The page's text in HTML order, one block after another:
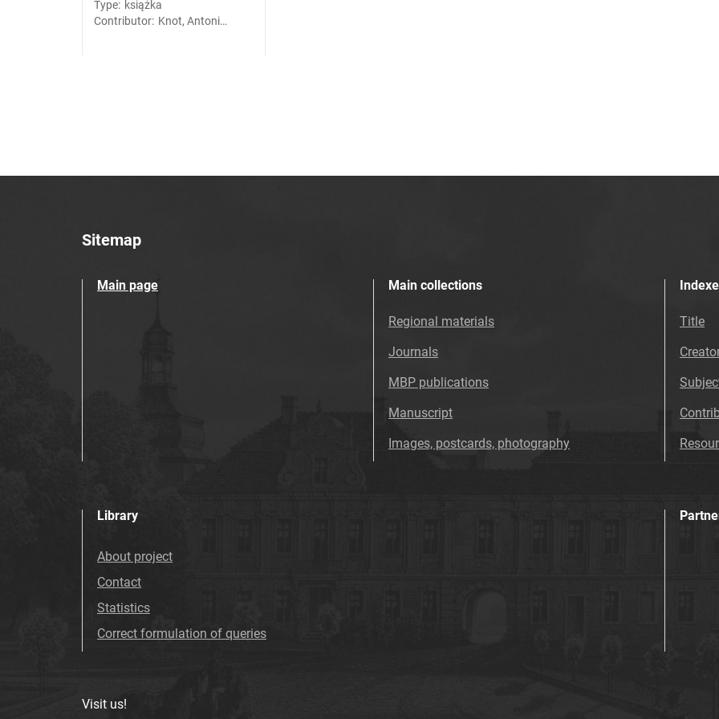
Type: książka
Contributor: Knot, Antoni
Sitemap
Main page Main collections
Regional materials
Journals
MBP publications
Manuscript
Images, postcards, photography
Title
Library
About project
Contact
Statistics
Correct formulation of queries
Visit us!